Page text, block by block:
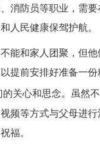
消防员等职业，需
人民健康保驾护航。
能和家人团聚，但
提前安排好准备一
的关心和思念。虽然
频等方式与父母进
福。